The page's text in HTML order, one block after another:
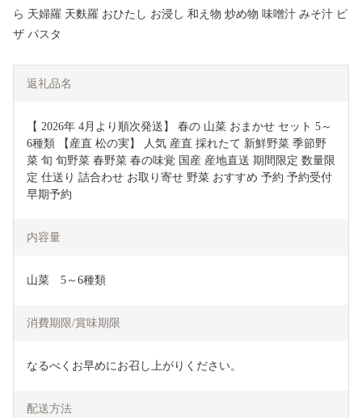
ら 天婦羅 天麩羅 おひたし お浸し 和え物 炒め物 味噌汁 みそ汁 ピ
ザ パスタ
返礼品名
【 2026年 4月より順次発送】 春の 山菜 おまかせ セット 5～
6種類 【産直 松の実】 人気 産直 採れたて 新鮮野菜 季節野
菜 旬 旬野菜 春野菜 春の味覚 国産 産地直送 期間限定 数量限
定 仕送り 詰合わせ お取り寄せ 野菜 おすすめ 予約 予約受付
早期予約
内容量
山菜　5～6種類
消費期限/賞味期限
なるべくお早めにお召し上がりください。
配送方法